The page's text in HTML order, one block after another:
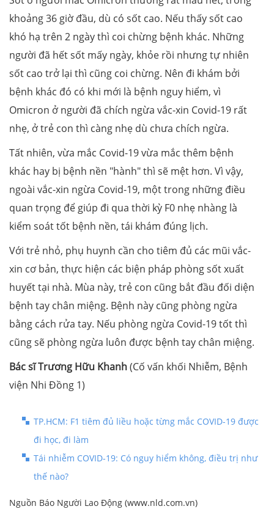
khoảng 36 giờ đầu, dù có sốt cao. Nếu thấy sốt cao
khó hạ trên 2 ngày thì coi chừng bệnh khác. Những
người đã hết sốt mấy ngày, khỏe rồi nhưng tự nhiên
sốt cao trở lại thì cũng coi chừng. Nên đi khám bởi
bệnh khác đó có khi mới là bệnh nguy hiểm, vì
Omicron ở người đã chích ngừa vắc-xin Covid-19 rất
nhẹ, ở trẻ con thì càng nhẹ dù chưa chích ngừa.
Tất nhiên, vừa mắc Covid-19 vừa mắc thêm bệnh
khác hay bị bệnh nền "hành" thì sẽ mệt hơn. Vì vậy,
ngoài vắc-xin ngừa Covid-19, một trong những điều
quan trọng để giúp đi qua thời kỳ F0 nhẹ nhàng là
kiểm soát tốt bệnh nền, tái khám đúng lịch.
Với trẻ nhỏ, phụ huynh cần cho tiêm đủ các mũi vắc-
xin cơ bản, thực hiện các biện pháp phòng sốt xuất
huyết tại nhà. Mùa này, trẻ con cũng bắt đầu đối diện
bệnh tay chân miệng. Bệnh này cũng phòng ngừa
bằng cách rửa tay. Nếu phòng ngừa Covid-19 tốt thì
cũng sẽ phòng ngừa luôn được bệnh tay chân miệng.
Bác sĩ Trương Hữu Khanh(Cố vấn khối Nhiễm, Bệnh
viện Nhi Đồng 1)
TP.HCM: F1 tiêm đủ liều hoặc từng mắc COVID-19 được
đi học, đi làm
Tái nhiễm COVID-19: Có nguy hiểm không, điều trị như
thế nào?
Nguồn Báo Người Lao Động (www.nld.com.vn)